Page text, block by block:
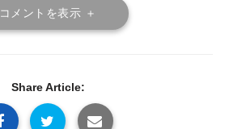
コメントを表示 ＋
Share Article: